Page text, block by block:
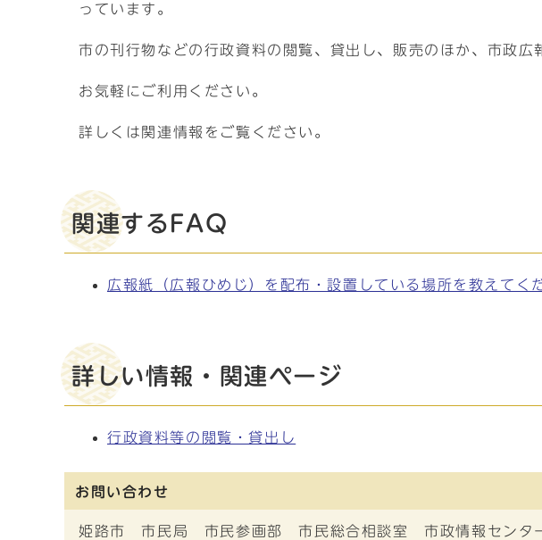
っています。
市の刊行物などの行政資料の閲覧、貸出し、販売のほか、市政
お気軽にご利用ください。
詳しくは関連情報をご覧ください。
関連するFAQ
広報紙（広報ひめじ）を配布・設置している場所を教えてく
詳しい情報・関連ページ
行政資料等の閲覧・貸出し
お問い合わせ
姫路市 市民局 市民参画部 市民総合相談室 市政情報センタ